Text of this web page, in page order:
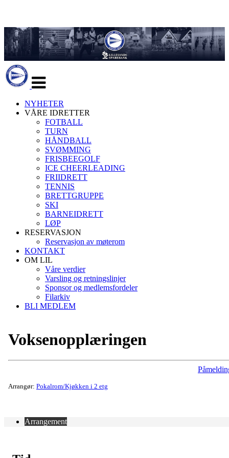
navigasjon
NYHETER
VÅRE IDRETTER
FOTBALL
TURN
HÅNDBALL
SVØMMING
FRISBEEGOLF
ICE CHEERLEADING
FRIIDRETT
TENNIS
BRETTGRUPPE
SKI
BARNEIDRETT
LØP
RESERVASJON
Reservasjon av møterom
KONTAKT
OM LIL
Våre verdier
Varsling og retningslinjer
Sponsor og medlemsfordeler
Filarkiv
BLI MEDLEM
Voksenopplæringen
Arrangør: Pokalrom/Kjøkken i 2 etg
Arrangement